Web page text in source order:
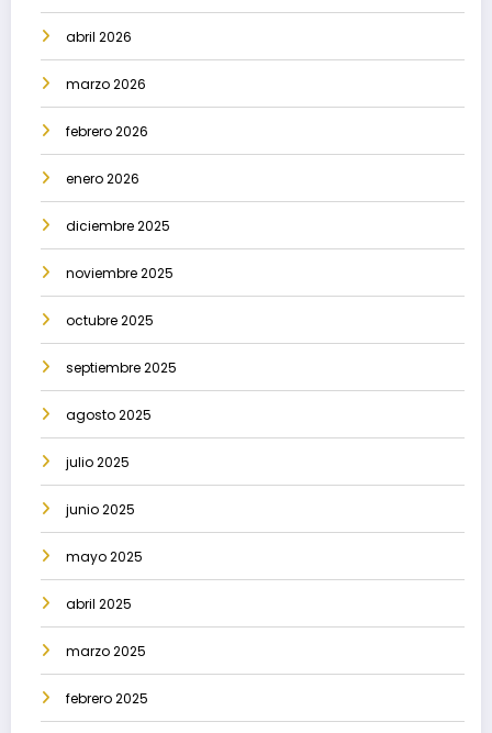
abril 2026
marzo 2026
febrero 2026
enero 2026
diciembre 2025
noviembre 2025
octubre 2025
septiembre 2025
agosto 2025
julio 2025
junio 2025
mayo 2025
abril 2025
marzo 2025
febrero 2025